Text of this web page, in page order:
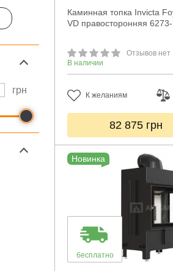
грн
Каминная топка Invicta
VD правосторонняя
Отзывов нет
В наличии
К желаниям
82 875 грн
Новинка
бесплатно